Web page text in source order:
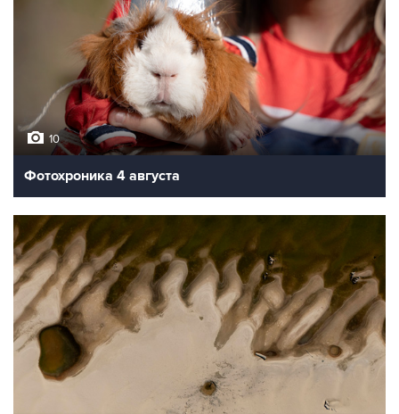
10
Фотохроника 4 августа